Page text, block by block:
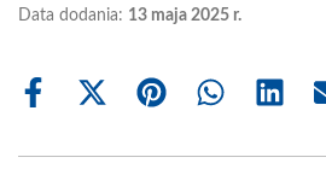
Data dodania: 13 maja 2025 r.
Share
Share
(Twitter)
Share Share Share